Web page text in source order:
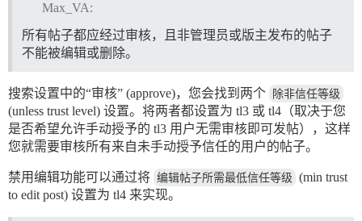
Max_VA:
所有帖子都应经过审核，且非管理员或版主发布的帖子
不能被编辑或删除。
搜索设置中的“审核” (approve)，您会找到两个 除非信任等级
(unless trust level) 设置。将两者都设置为 tl3 或 tl4（取决于您
是否希望允许手动授予的 tl3 用户无需审核即可发帖），这样
您就需要审核所有来自未手动授予信任的用户的帖子。
禁用编辑功能可以通过将 编辑帖子所需最低信任等级 (min trust
to edit post) 设置为 tl4 来实现。